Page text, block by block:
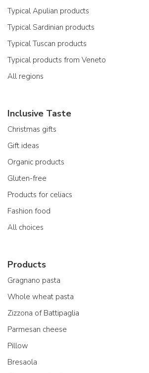
Typical Apulian products
Typical Sardinian products
Typical Tuscan products
Typical products from Veneto
All regions
Inclusive Taste
Christmas gifts
Gift ideas
Organic products
Gluten-free
Products for celiacs
Fashion food
All choices
Products
Gragnano pasta
Whole wheat pasta
Zizzona of Battipaglia
Parmesan cheese
Pillow
Bresaola